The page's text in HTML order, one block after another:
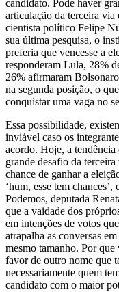
candidato. Pode haver
articulação da terceira via
cientista político Felipe
sua última pesquisa, o
preferia que vencesse a
responderam Lula, 28%
26% afirmaram
na segunda posição, o
conquistar uma vaga no
Essa possibilidade,
inviável caso os
acordo. Hoje, a tendência
grande desafio da
chance de ganhar a
‘hum, esse tem
Podemos, deputada
que a vaidade dos
em intenções de votos
atrapalha as conversas
mesmo tamanho. Por
favor de outro nome que
necessariamente quem
candidato com o maior